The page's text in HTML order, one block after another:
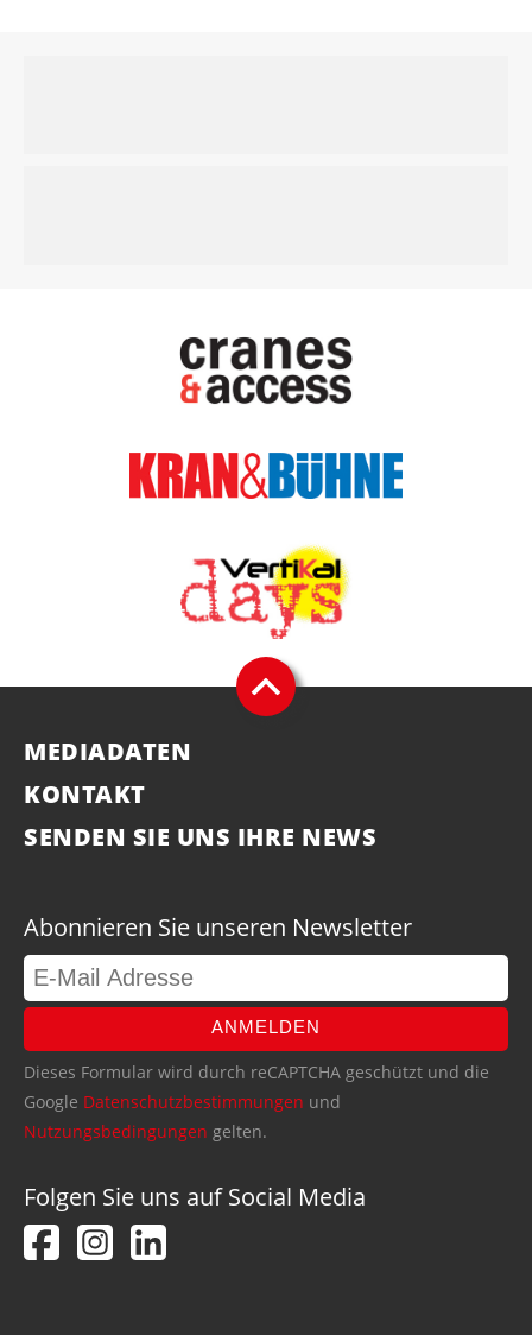
MEDIADATEN
KONTAKT
SENDEN SIE UNS IHRE NEWS
Abonnieren Sie unseren Newsletter
ANMELDEN
Dieses Formular wird durch reCAPTCHA geschützt und die
Google Datenschutzbestimmungen und
Nutzungsbedingungen gelten.
Folgen Sie uns auf Social Media